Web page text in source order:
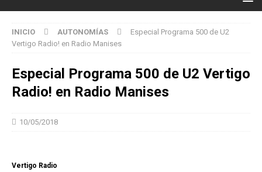
INICIO AUTONOMÍAS
Especial Programa 500 de U2
Vertigo Radio! en Radio Manises
Especial Programa 500 de U2 Vertigo
Radio! en Radio Manises
10/05/2018
Vertigo Radio